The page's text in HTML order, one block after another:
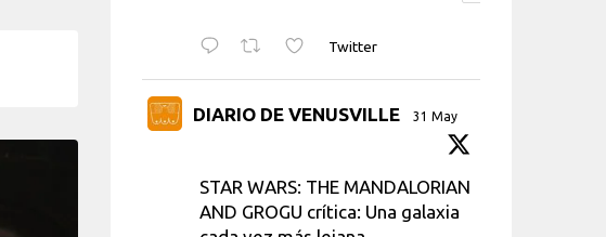
Twitter
DIARIO DE VENUSVILLE 31 May
STAR WARS: THE MANDALORIAN
AND GROGU crítica: Una galaxia